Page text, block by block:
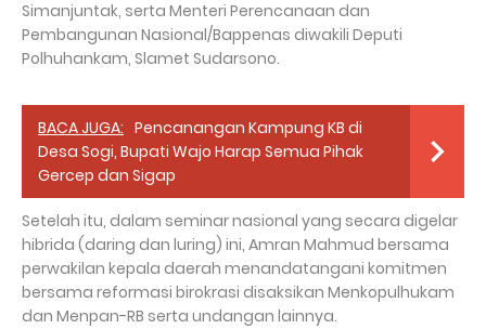
Simanjuntak, serta Menteri Perencanaan dan
Pembangunan Nasional/Bappenas diwakili Deputi
Polhuhankam, Slamet Sudarsono.
BACA JUGA: Pencanangan Kampung KB di
Desa Sogi, Bupati Wajo Harap Semua Pihak
Gercep dan Sigap
Setelah itu, dalam seminar nasional yang secara digelar
hibrida (daring dan luring) ini, Amran Mahmud bersama
perwakilan kepala daerah menandatangani komitmen
bersama reformasi birokrasi disaksikan Menkopulhukam
dan Menpan-RB serta undangan lainnya.